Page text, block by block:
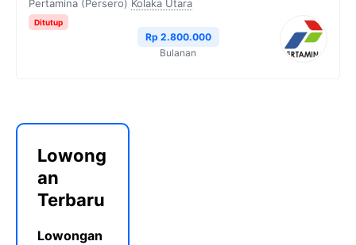
Pertamina (Persero) Kolaka Utara
Ditutup
Rp 2.800.000
Bulanan
Lowong
an
Terbaru
Lowongan